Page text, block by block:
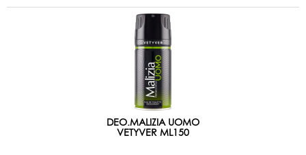
DEO.MALIZIA UOMO
VETYVER ML150